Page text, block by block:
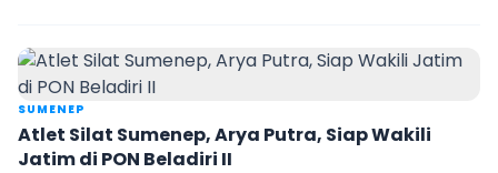
SUMENEP
Atlet Silat Sumenep, Arya Putra, Siap Wakili
Jatim di PON Beladiri II